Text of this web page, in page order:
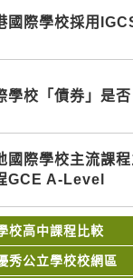
國際學校採用
學校「債券」是
國際學校主流課
GCE A-Level
校高中課程比較
秀公立學校校網區